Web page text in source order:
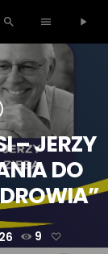
search menu play_arrow
– JERZY
DO
9